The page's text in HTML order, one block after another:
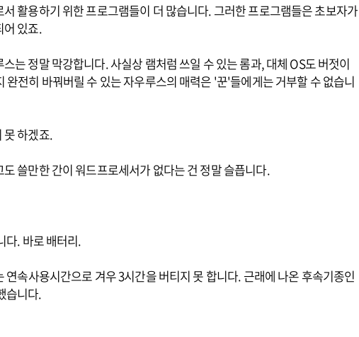
활용하기 위한 프로그램들이 더 많습니다. 그러한 프로그램들은 초보자가
어 있죠.
는 정말 막강합니다. 사실상 램처럼 쓰일 수 있는 롬과, 대체 OS도 버젓이
완전히 바꿔버릴 수 있는 자우루스의 매력은 '꾼'들에게는 거부할 수 없습니
못 하겠죠.
쓸만한 간이 워드프로세서가 없다는 건 정말 슬픕니다.
다. 바로 배터리.
속사용시간으로 겨우 3시간을 버티지 못 합니다. 근래에 나온 후속기종인
습니다.